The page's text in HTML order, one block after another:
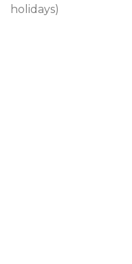
holidays)